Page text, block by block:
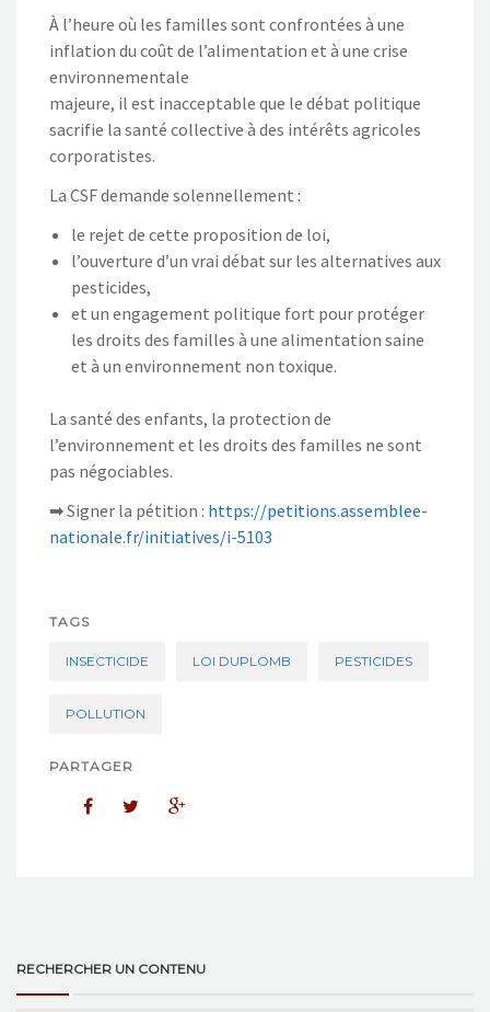
À l’heure où les familles sont confrontées à une
inflation du coût de l’alimentation et à une crise
environnementale
majeure, il est inacceptable que le débat politique
sacrifie la santé collective à des intérêts agricoles
corporatistes.
La CSF demande solennellement :
le rejet de cette proposition de loi,
l’ouverture d’un vrai débat sur les alternatives aux
pesticides,
et un engagement politique fort pour protéger
les droits des familles à une alimentation saine
et à un environnement non toxique.
La santé des enfants, la protection de
l’environnement et les droits des familles ne sont
pas négociables.
➡ Signer la pétition : https://petitions.assemblee-
nationale.fr/initiatives/i-5103
TAGS
INSECTICIDE LOI DUPLOMB PESTICIDES
POLLUTION
PARTAGER
RECHERCHER UN CONTENU